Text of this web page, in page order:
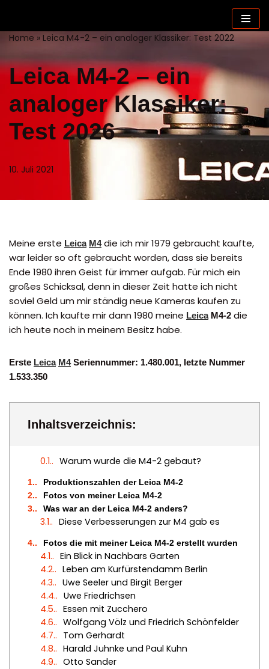
Zum
springen
Home » Leica M4-2 – ein analoger Klassiker: Test 2022
Leica M4-2 – ein
analoger Klassiker:
Test 2026
10. Juli 2021
Meine erste Leica M4die ich mir 1979 gebraucht kaufte,
war leider so oft gebraucht worden, dass sie bereits
Ende 1980 ihren Geist für immer aufgab. Für mich ein
großes Schicksal, denn in dieser Zeit hatte ich nicht
soviel Geld um mir ständig neue Kameras kaufen zu
können. Ich kaufte mir dann 1980 meine LeicaM4-2 die
ich heute noch in meinem Besitz habe.
Erste Leica M4Seriennummer: 1.480.001, letzte Nummer
1.533.350
Inhaltsverzeichnis:
0.1. Warum wurde die M4-2 gebaut?
1.
Produktionszahlen der Leica M4-2
2.
Fotos von meiner Leica M4-2
3.
Was war an der Leica M4-2 anders?
3.1. Diese Verbesserungen zur M4 gab es
4. Fotos die mit meiner Leica M4-2 erstellt wurden
4.1.
Ein Blick in Nachbars Garten
4.2.
Leben am Kurfürstendamm Berlin
4.3.
Uwe Seeler und Birgit Berger
4.4.
Uwe Friedrichsen
4.5.
Essen mit Zucchero
4.6.
Wolfgang Völz und Friedrich Schönfelder
4.7.
Tom Gerhardt
4.8.
Harald Juhnke und Paul Kuhn
4.9.
Otto Sander